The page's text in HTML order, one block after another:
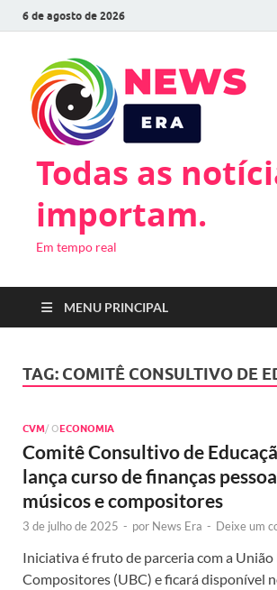
6 de agosto de 2026
Todas as
importam.
Em tempo real
MENU PRINCIPAL
TAG: COMITÊ CONSULTIVO DE
CVM/ OECONOMIA
Comitê Consultivo de
lança curso de finanças
músicos e compositores
3 de julho de 2025 - por News Era - Deixe um
Iniciativa é fruto de parceria com a
Compositores (UBC) e ficará disponível